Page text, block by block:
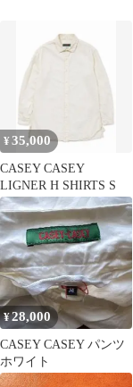
¥35,000
CASEY CASEY
LIGNER H SHIRTS S
¥28,000
CASEY CASEY パンツ
ホワイト